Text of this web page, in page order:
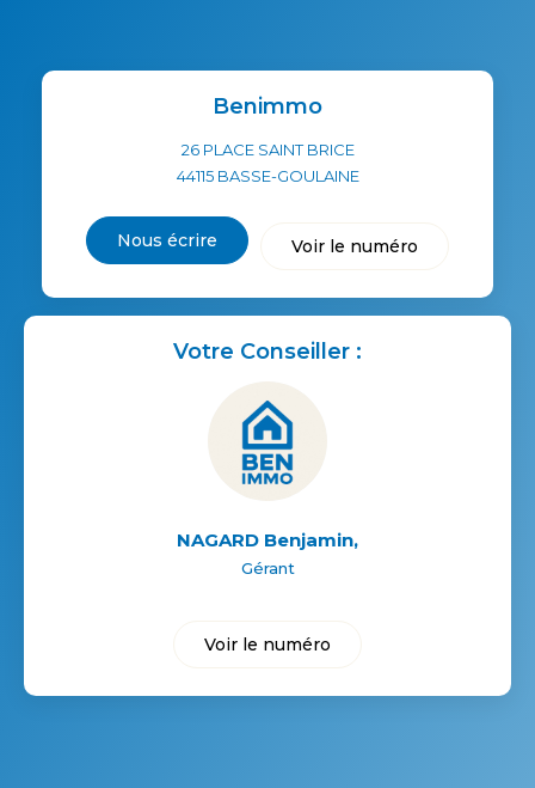
Benimmo
26 PLACE SAINT BRICE
44115 BASSE-GOULAINE
Nous écrire Voir le numéro
Votre Conseiller :
NAGARD Benjamin,
Gérant
Voir le numéro